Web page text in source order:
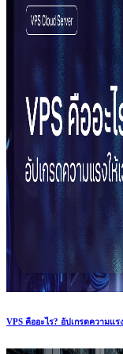
VPS คืออะไร? อัปเกรดความแ